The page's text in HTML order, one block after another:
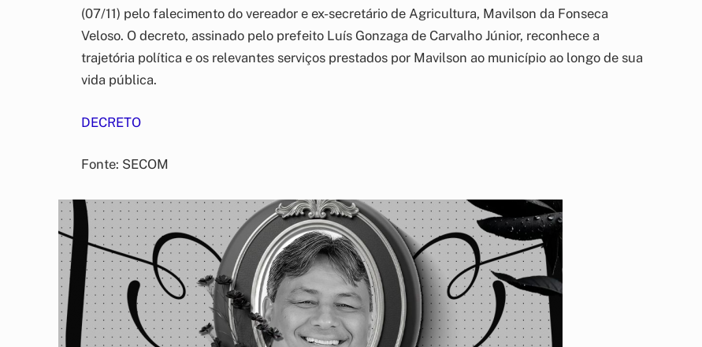
(07/11) pelo falecimento do vereador e ex-secretário de Agricultura, Mavilson da Fonseca
Veloso. O decreto, assinado pelo prefeito Luís Gonzaga de Carvalho Júnior, reconhece a
trajetória política e os relevantes serviços prestados por Mavilson ao município ao longo de sua
vida pública.
DECRETO
Fonte: SECOM